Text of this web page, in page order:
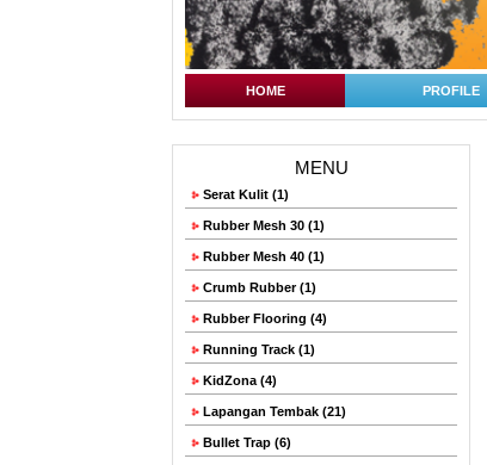
HOME PROFILE
MENU
Serat Kulit (1)
Rubber Mesh 30 (1)
Rubber Mesh 40 (1)
Crumb Rubber (1)
Rubber Flooring (4)
Running Track (1)
KidZona (4)
Lapangan Tembak (21)
Bullet Trap (6)